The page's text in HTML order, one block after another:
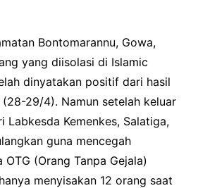
Bontomarannu, Gowa,
yang diisolasi di Islamic
dinyatakan positif dari hasil
29/4). Namun setelah keluar
Labkesda Kemenkes, Salatiga,
guna mencegah
(Orang Tanpa Gejala)
menyisakan 12 orang saat